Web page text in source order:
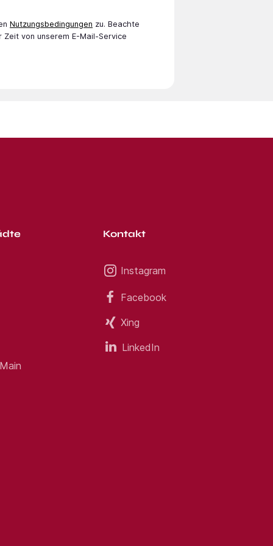
Nutzungsbedingungen zu. Beachte
von unserem E-Mail-Service
Kontakt
Instagram
Facebook
Xing
LinkedIn